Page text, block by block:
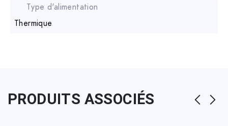
Type d'alimentation
Thermique
PRODUITS ASSOCIÉS